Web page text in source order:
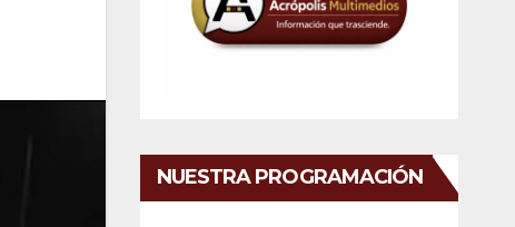
NUESTRA PROGRAMACIÓN